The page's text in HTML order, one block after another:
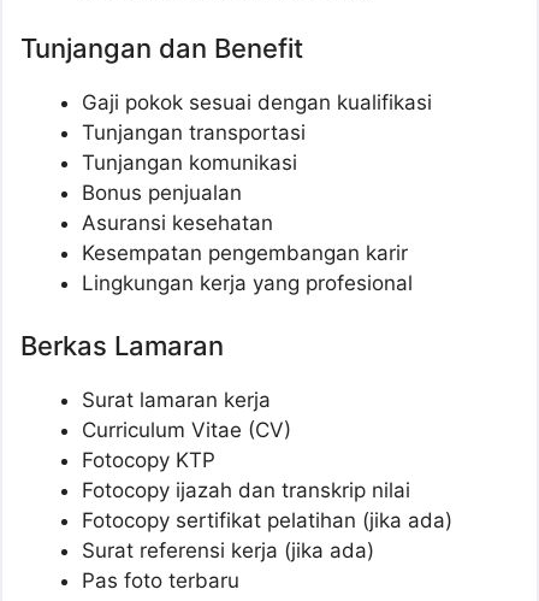
Tunjangan dan Benefit
Gaji pokok sesuai dengan kualifikasi
Tunjangan transportasi
Tunjangan komunikasi
Bonus penjualan
Asuransi kesehatan
Kesempatan pengembangan karir
Lingkungan kerja yang profesional
Berkas Lamaran
Surat lamaran kerja
Curriculum Vitae (CV)
Fotocopy KTP
Fotocopy ijazah dan transkrip nilai
Fotocopy sertifikat pelatihan (jika ada)
Surat referensi kerja (jika ada)
Pas foto terbaru